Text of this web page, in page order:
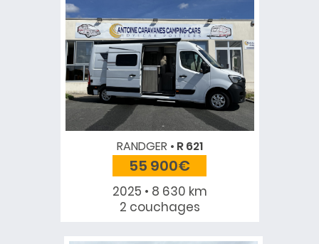
RANDGER R 621
55 900€
2025 • 8 630 km
2 couchages